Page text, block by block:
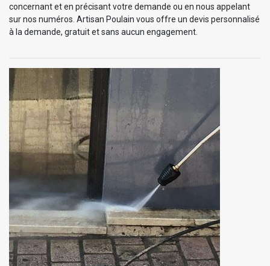
concernant et en précisant votre demande ou en nous appelant
sur nos numéros. Artisan Poulain vous offre un devis personnalisé
à la demande, gratuit et sans aucun engagement.